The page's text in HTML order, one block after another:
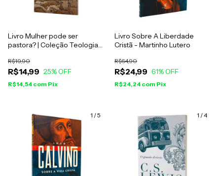
Livro Mulher pode ser
pastora? | Coleção Teologia
Baracy
R$14,99
R$19,90
25% OFF
R$14,54 com Pix
Livro Sobre A Liberdade
Cristã - Martinho Lutero
R$24,99
R$64,90
61% OFF
R$24,24 com Pix
1 /5 1 /4